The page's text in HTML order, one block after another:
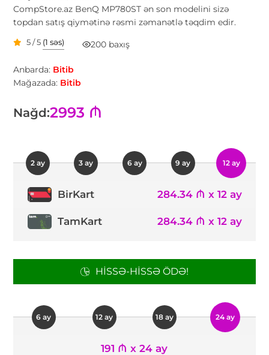
CompStore.az BenQ MP780ST ən son modelini sizə
topdan satış qiymətinə rəsmi zəmanətlə təqdim edir.
5 / 5 (1 səs) 200 baxış
Anbarda: Bitib
Mağazada: Bitib
Nağd:2993 ₼
2 ay 3 ay 6 ay 9 ay 12 ay
BirKart 284.34 ₼ x 12 ay
TamKart 284.34 ₼ x 12 ay
HISSƏ-HISSƏ ÖDƏ!
6 ay 12 ay 18 ay 24 ay
191 ₼ x 24 ay